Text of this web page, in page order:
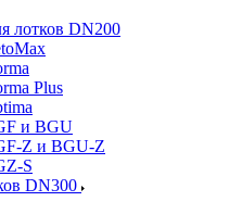
лотков DN200
Plus
и BGU
Z и BGU-Z
S
DN300